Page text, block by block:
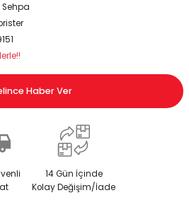
Sehpa
Haber Ver
14 Gün İçinde
Kolay Değişim/İade